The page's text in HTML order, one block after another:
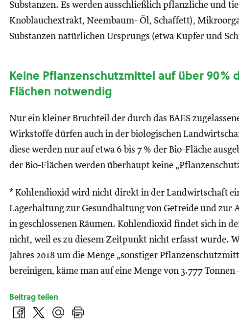
Substanzen. Es werden ausschließlich pflanzliche und
Knoblauchextrakt, Neembaum- Öl, Schaffett),
Substanzen natürlichen Ursprungs (etwa Kupfer und
Keine Pflanzenschutzmittel auf über 90%
Flächen notwendig
Nur ein kleiner Bruchteil der durch das BAES
Wirkstoffe dürfen auch in der biologischen
diese werden nur auf etwa 6 bis 7 % der Bio-Fläche
der Bio-Flächen werden überhaupt keine
* Kohlendioxid wird nicht direkt in der Landwirtschaft
Lagerhaltung zur Gesundhaltung von Getreide und zur
in geschlossenen Räumen. Kohlendioxid findet sich in
nicht, weil es zu diesem Zeitpunkt nicht erfasst wurde.
Jahres 2018 um die Menge „sonstiger
bereinigen, käme man auf eine Menge von 3.777 Tonnen
Beitrag teilen